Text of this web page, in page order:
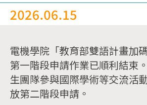
2026.06.15
電機學院「教育部雙語計畫加
第一階段申請作業已順利結束
生團隊參與國際學術等交流活
放第二階段申請。